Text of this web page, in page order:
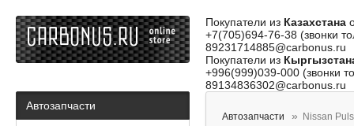
Покупатели из Казахстана
+7(705)694-76-38 (звонки
89231714885@carbonus.ru
Покупатели из
+996(999)039-000 (звонки
89134836302@carbonus.ru
Автозапчасти
Nissan
Автозапчасти